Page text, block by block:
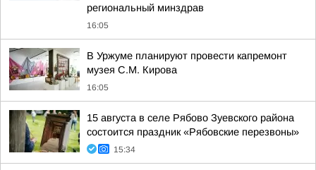
региональный минздрав
16:05
В Уржуме планируют провести капремонт
музея С.М. Кирова
16:05
15 августа в селе Рябово Зуевского района
состоится праздник «Рябовские перезвоны»
15:34